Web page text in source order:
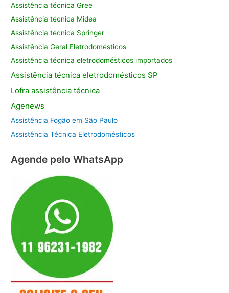
Assistência técnica Gree
Assistência técnica Midea
Assistência técnica Springer
Assistência Geral Eletrodomésticos
Assistência técnica eletrodomésticos importados
Assistência técnica eletrodomésticos SP
Lofra assistênciatécnica
Agenews
Assistência Fogão em São Paulo
Assistência Técnica Eletrodomésticos
Agende pelo WhatsApp